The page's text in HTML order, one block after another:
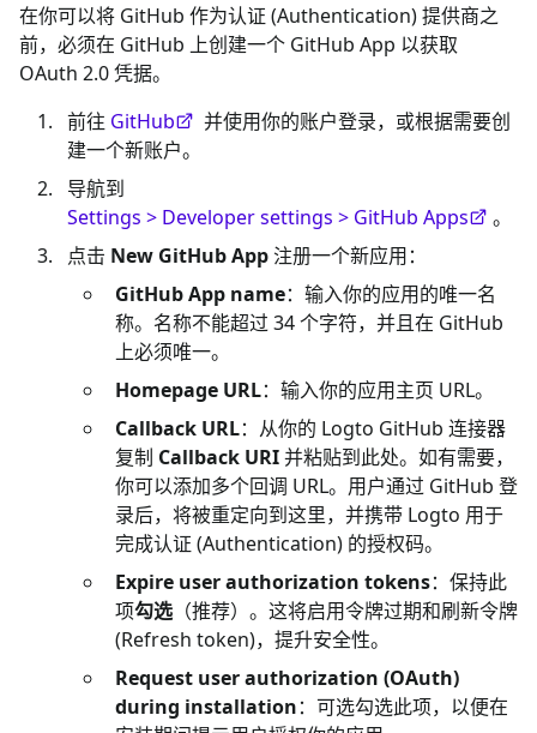
在你可以将 GitHub 作为认证 (Authentication) 提供商之
前，必须在 GitHub 上创建一个 GitHub App 以获取
OAuth 2.0 凭据。
前往 GitHub
并使用你的账户登录，或根据需要创
建一个新账户。
导航到
Settings > Developer settings > GitHub Apps
。
点击 New GitHub App注册一个新应用：
GitHub App name：输入你的应用的唯一名
称。名称不能超过 34 个字符，并且在 GitHub
上必须唯一。
Homepage URL：输入你的应用主页 URL。
Callback URL：从你的 Logto GitHub 连接器
复制 Callback URI并粘贴到此处。如有需要，
你可以添加多个回调 URL。用户通过 GitHub 登
录后，将被重定向到这里，并携带 Logto 用于
完成认证 (Authentication) 的授权码。
Expire user authorization tokens：保持此
项勾选 （推荐）。这将启用令牌过期和刷新令牌
(Refresh token)，提升安全性。
Request user authorization (OAuth)
during installation：可选勾选此项，以便在